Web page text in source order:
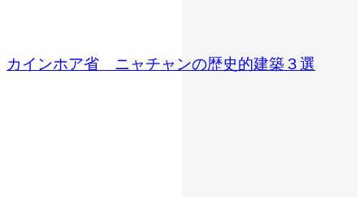
カインホア省 ニャチャンの歴史的建築３選